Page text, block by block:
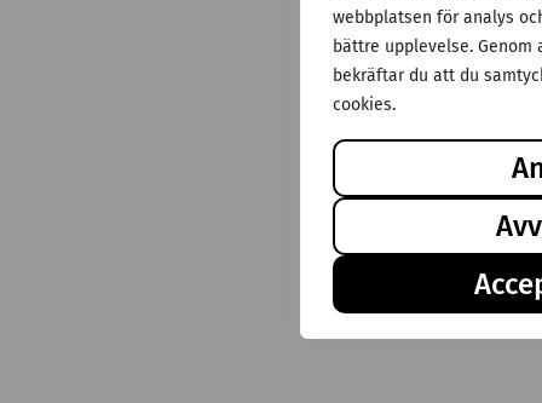
webbplatsen för analys
bättre upplevelse.
bekräftar du att du
cookies.